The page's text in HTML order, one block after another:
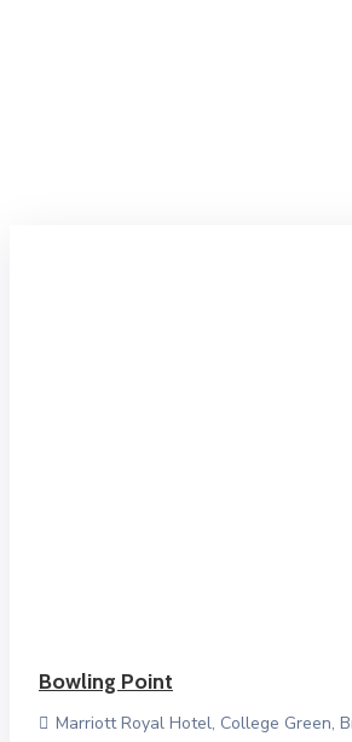
Bowling Point
Marriott Royal Hotel, College Green,